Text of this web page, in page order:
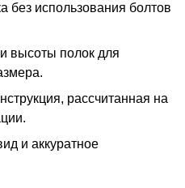
без использования болтов
высоты полок для
рассчитанная на
и аккуратное